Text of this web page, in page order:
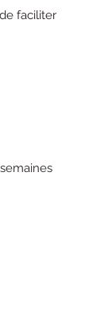
faciliter